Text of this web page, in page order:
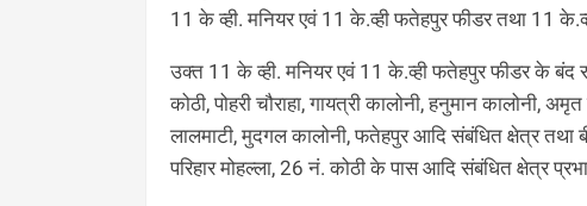
11 के व्ही. मनियर एवं 11 के.व्ही फतेहपुर फीडर तथा 11
उक्त 11 के व्ही. मनियर एवं 11 के.व्ही फतेहपुर फीडर के बंद
कोठी, पोहरी चौराहा, गायत्री कालोनी, हनुमान कालोनी,
लालमाटी, मुदगल कालोनी, फतेहपुर आदि संबंधित क्षेत्र तथा
परिहार मोहल्ला, 26 नं. कोठी के पास आदि संबंधित क्षेत्र